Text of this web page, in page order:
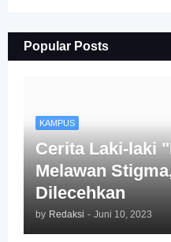
Popular Posts
KAMPUS
Cerita Laki-laki
Melawan
Dilecehkan
by Redaksi - Juni 10, 2023